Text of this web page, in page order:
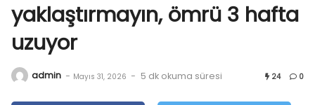
yaklaştırmayın, ömrü 3 hafta
uzuyor
admin - Mayıs 31, 2026 - 5 dk okuma süresi 24 0